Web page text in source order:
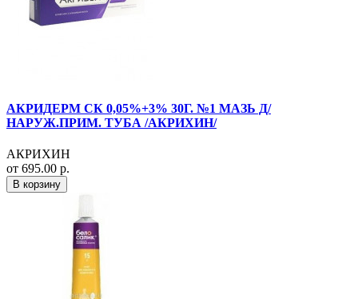
АКРИДЕРМ СК 0,05%+3% 30Г. №1 МАЗЬ Д/
НАРУЖ.ПРИМ. ТУБА /АКРИХИН/
АКРИХИН
от 695.00 р.
В корзину